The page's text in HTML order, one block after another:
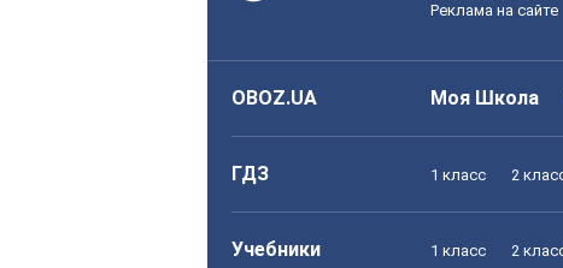
Реклама на сайте
OBOZ.UA Моя Школа
ГДЗ 1 класс 2
Учебники 1 класс 2